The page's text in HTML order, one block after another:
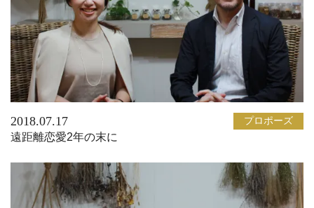
2018.07.17 プロポーズ
遠距離恋愛2年の末に